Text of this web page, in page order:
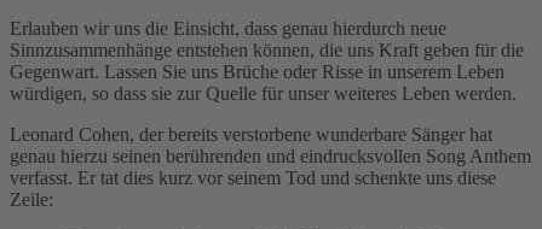
Erlauben wir uns die Einsicht, dass genau hierdurch neue
Sinnzusammenhänge entstehen können, die uns Kraft geben für die
Gegenwart. Lassen Sie uns Brüche oder Risse in unserem Leben
würdigen, so dass sie zur Quelle für unser weiteres Leben werden.
Leonard Cohen, der bereits verstorbene wunderbare Sänger hat
genau hierzu seinen berührenden und eindrucksvollen Song Anthem
verfasst. Er tat dies kurz vor seinem Tod und schenkte uns diese
Zeile: